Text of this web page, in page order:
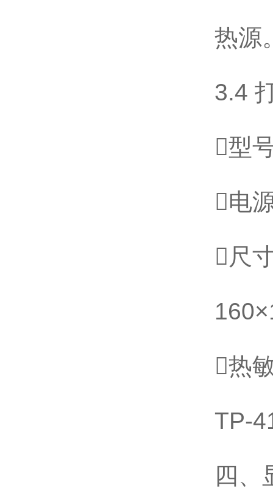
热源
3.4
型
电
尺
热
TP-
四、